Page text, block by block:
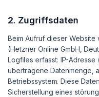
2. Zugriffsdaten
Beim Aufruf dieser
(Hetzner Online GmbH,
Logfiles erfasst: IP-Adresse
übertragene Datenmenge,
Betriebssystem. Diese
Sicherstellung eines